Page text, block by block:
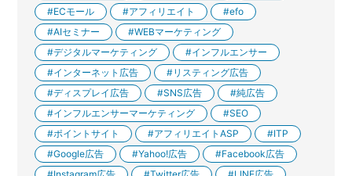
ECモール
アフィリエイト
efo
AIセミナー
WEBマーケティング
デジタルマーケティング
インフルエンサー
インターネット広告
リスティング広告
ディスプレイ広告
SNS広告
純広告
インフルエンサーマーケティング
SEO
ポイントサイト
アフィリエイトASP
ITP
Google広告
Yahoo!広告
Facebook広告